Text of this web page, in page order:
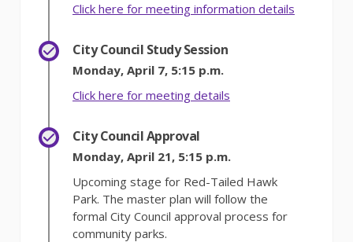
Click here for meeting information details
City Council Study Session
Monday, April 7, 5:15 p.m.
Click here for meeting details
City Council Approval
Monday, April 21, 5:15 p.m.
Upcoming stage for Red-Tailed Hawk
Park. The master plan will follow the
formal City Council approval process for
community parks.